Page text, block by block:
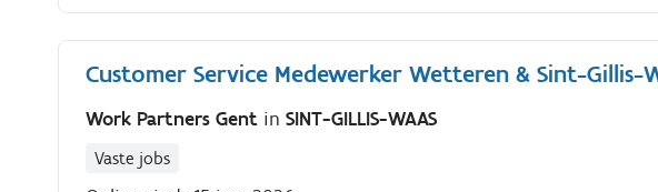
Customer Service Medewerker Wetteren & Sint-Gillis-
Work Partners Gent inSINT-GILLIS-WAAS
Vaste jobs